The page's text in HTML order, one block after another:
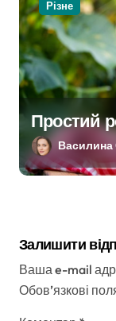
Різне
Простий
Василина
Залишити
Ваша e-mail
Обов’язкові